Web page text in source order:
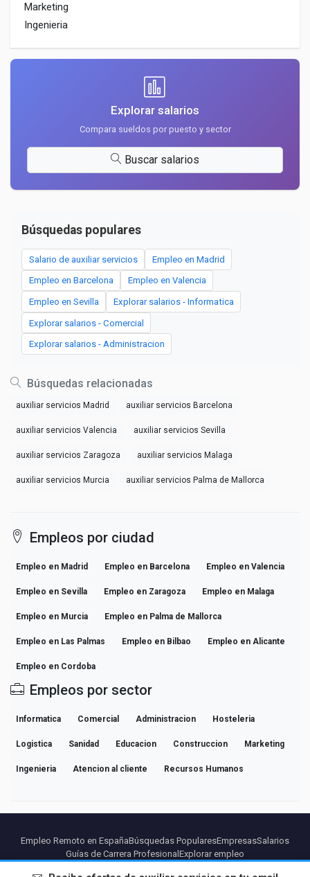
Marketing
Ingenieria
Explorar salarios
Compara sueldos por puesto y sector
Buscar salarios
Búsquedas populares
Salario de auxiliar servicios Empleo en Madrid
Empleo en Barcelona Empleo en Valencia
Empleo en Sevilla Explorar salarios - Informatica
Explorar salarios - Comercial
Explorar salarios - Administracion
Búsquedas relacionadas
auxiliar servicios Madrid auxiliar servicios Barcelona
auxiliar servicios Valencia auxiliar servicios Sevilla
auxiliar servicios Zaragoza auxiliar servicios Malaga
auxiliar servicios Murcia auxiliar servicios Palma de Mallorca
Empleos por ciudad
Empleo en Madrid Empleo en Barcelona Empleo en Valencia
Empleo en Sevilla Empleo en Zaragoza Empleo en Malaga
Empleo en Murcia Empleo en Palma de Mallorca
Empleo en Las Palmas Empleo en Bilbao Empleo en Alicante
Empleo en Cordoba
Empleos por sector
Informatica Comercial Administracion Hosteleria
Logistica Sanidad Educacion Construccion Marketing
Ingenieria Atencion al cliente Recursos Humanos
Empleo Remoto en EspañaBúsquedas PopularesEmpresasSalarios
Guías de Carrera Profesional Explorar empleo